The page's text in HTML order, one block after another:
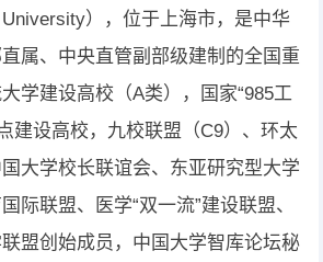
），位于上海市，是中华
属、中央直管副部级建制的全国重
学建设高校（A类），国家“985工
建设高校，九校联盟（C9）、环太
大学校长联谊会、东亚研究型大学
际联盟、医学“双一流”建设联盟、
盟创始成员，中国大学智库论坛秘